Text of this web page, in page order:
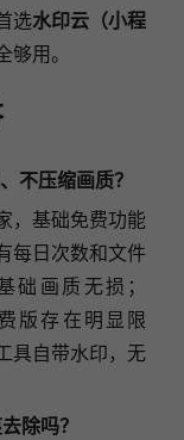
选水印云（小程
用。
不压缩画质？
，基础免费功能
每日次数和文件
础画质无损；
版存在明显限
具自带水印，无
除吗？